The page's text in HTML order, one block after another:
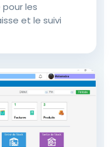
les
et le suivi